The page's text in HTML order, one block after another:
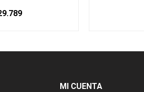
MI CUENTA